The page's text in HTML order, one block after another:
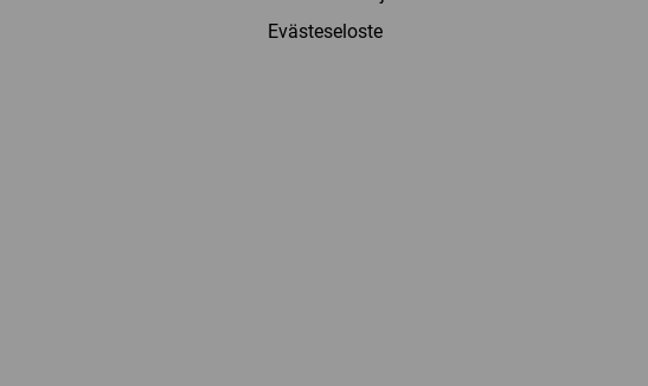
Evästeseloste